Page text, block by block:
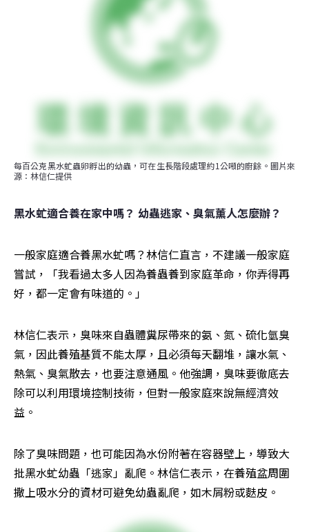
每百公克黑水虻蟲卵孵出的幼蟲，可在生長階段處理約1公噸的廚餘。圖片來
源：林信仁提供
黑水虻適合養在家中嗎？ 幼蟲逃家、臭氣薰人怎麼辦？
一般家庭適合養黑水虻嗎？林信仁直言，不建議一般家庭
嘗試，「我看過太多人因為養蟲養到家庭革命，你弄得再
好，都一定會有味道的。」
林信仁表示，臭味來自蟲體糞尿帶來的氨、氮、硫化氫臭
氣，因此養殖基質不能太厚，且必須每天翻堆，讓水氣、
熱氣、臭氣散去，也要注意通風。他強調，臭味要徹底去
除可以利用環境控制技術，但對一般家庭來說無經濟效
益。
除了臭味問題，也可能因為水份附著在容器壁上，導致大
批黑水虻幼蟲「逃家」亂爬。林信仁表示，在養殖盆周圍
撒上吸水分的資材可避免幼蟲亂爬，如木屑粉或麩皮。